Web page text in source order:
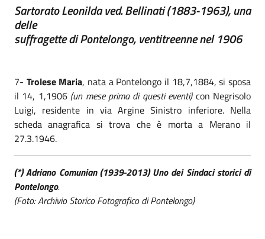
Sartorato Leonilda ved. Bellinati (1883-1963), una
delle
suffragette di Pontelongo, ventitreenne nel 1906
7- Trolese Maria, nata a Pontelongo il 18,7,1884, si sposa
il 14, 1,1906 (un mese prima di questi eventi)con Negrisolo
Luigi, residente in via Argine Sinistro inferiore. Nella
scheda anagrafica si trova che è morta a Merano il
27.3.1946.
(*) Adriano Comunian (1939-2013) Uno dei Sindaci storici di
Pontelongo.
(Foto: Archivio Storico Fotografico di Pontelongo)